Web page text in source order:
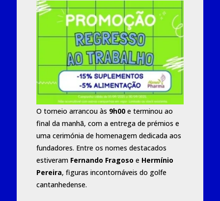
O torneio arrancou às 9h00e terminou ao
final da manhã, com a entrega de prémios e
uma cerimónia de homenagem dedicada aos
fundadores. Entre os nomes destacados
estiveram Fernando Fragoso e Hermínio
Pereira, figuras incontornáveis do golfe
cantanhedense.